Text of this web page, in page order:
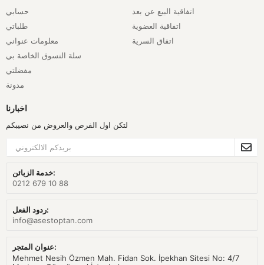
حسابي
طلباتي
معلومات عنواني
سلة التسوق الخاصة بي
مفضلتي
مدونة
اتفاقية البيع عن بعد
اتفاقية العضوية
اتفاق السرية
اخبارنا
لتكن اول الفرص والعروض من نصيبكم
خدمة الزبائن:
0212 679 10 88
ردود الفعل:
info@asestoptan.com
عنوان المتجر:
Mehmet Nesih Özmen Mah. Fidan Sok. İpekhan Sitesi No: 4/7